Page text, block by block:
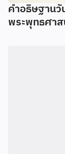
คำอธิษฐานวั
พระพุทธศา